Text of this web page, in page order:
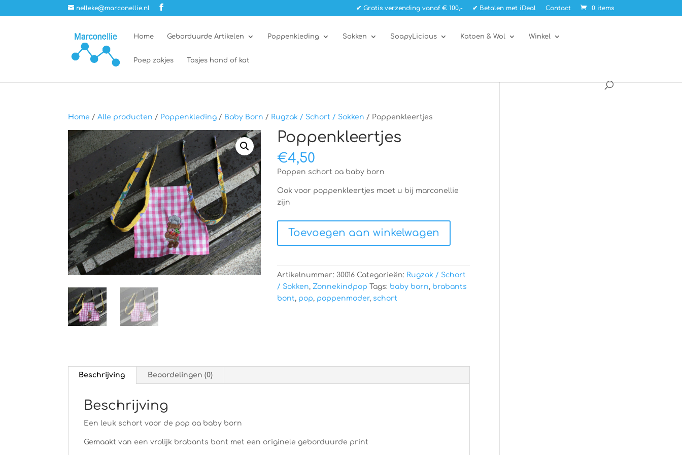
nelleke@marconellie.nl ✔ Gratis verzending vanaf € 100,- ✔ Betalen met iDeal Contact 0 items
Home Geborduurde Artikelen Poppenkleding Sokken SoapyLicious Katoen & Wol Winkel
Poep zakjes Tasjes hond of kat
Home /Alle producten / Poppenkleding / Baby Born / Rugzak / Schort / Sokken / Poppenkleertjes
Poppenkleertjes
€4,50
Poppen schort oa baby born
Ook voor poppenkleertjes moet u bij marconellie
zijn
aantal
Toevoegen aan winkelwagen
Artikelnummer: 30016 Categorieën: Rugzak / Schort
/ Sokken,Zonnekindpop Tags: baby born, brabants
bont, pop, poppenmoder, schort
Beschrijving Beoordelingen (0)
Beschrijving
Een leuk schort voor de pop oa baby born
Gemaakt van een vrolijk brabants bont met een originele geborduurde print